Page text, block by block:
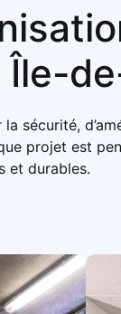
Île-
sécurité,
projet est
et durables.